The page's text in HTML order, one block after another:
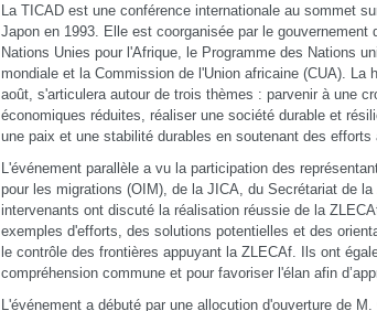
La TICAD est une conférence internationale au sommet
Japon en 1993. Elle est coorganisée par le
Nations Unies pour l'Afrique, le Programme des Nations
mondiale et la Commission de l'Union africaine (CUA).
août, s'articulera autour de trois thèmes : parvenir à une
économiques réduites, réaliser une société durable et
une paix et une stabilité durables en soutenant des efforts
L'événement parallèle a vu la participation des
pour les migrations (OIM), de la JICA, du Secrétariat de
intervenants ont discuté la réalisation réussie de la
exemples d'efforts, des solutions potentielles et des
le contrôle des frontières appuyant la ZLECAf. Ils ont
compréhension commune et pour favoriser l'élan afin
L'événement a débuté par une allocution d'ouverture de